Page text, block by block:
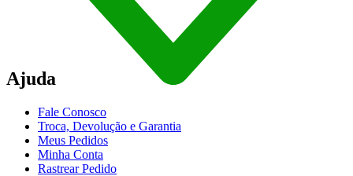
Ajuda
Fale Conosco
Troca, Devolução e Garantia
Meus Pedidos
Minha Conta
Rastrear Pedido